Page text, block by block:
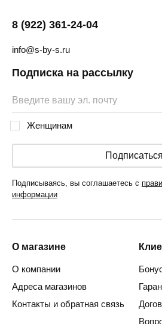
8 (922) 361-24-04
info@s-by-s.ru
Подписка на рассылку
Женщинам
Подписаться
Подписываясь, вы соглашаетесь с
информации
О магазине
О компании
Адреса магазинов
Контакты и обратная связь